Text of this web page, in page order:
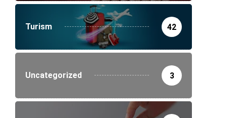
Turism 42
Uncategorized 3